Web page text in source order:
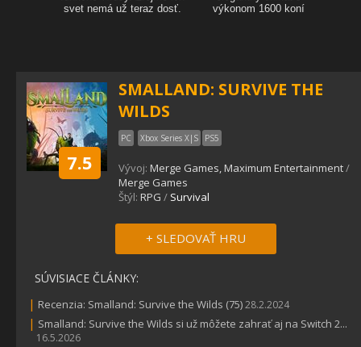
7.5
SMALLAND: SURVIVE THE
WILDS
PC Xbox Series X|S PS5
Vývoj: Merge Games, Maximum Entertainment/
Merge Games
Štýl: RPG / Survival
+ SLEDOVAŤ HRU
SÚVISIACE ČLÁNKY:
| Recenzia: Smalland: Survive the Wilds (75)28.2.2024
| Smalland: Survive the Wilds si už môžete zahrať aj na Switch 2...
16.5.2026